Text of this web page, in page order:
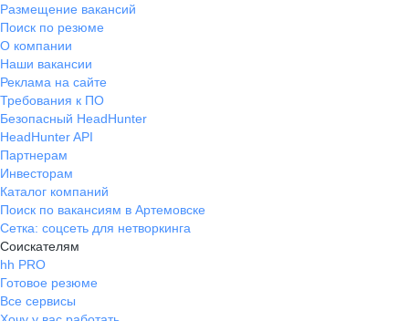
Размещение вакансий
Поиск по резюме
О компании
Наши вакансии
Реклама на сайте
Требования к ПО
Безопасный HeadHunter
HeadHunter API
Партнерам
Инвесторам
Каталог компаний
Поиск по вакансиям в Артемовске
Сетка: соцсеть для нетворкинга
Соискателям
hh PRO
Готовое резюме
Все сервисы